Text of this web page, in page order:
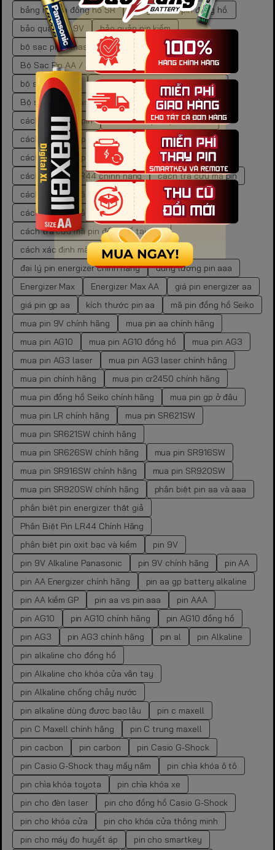
bảng mã pin đồng hồ SR
bảng tra mã pin đồng hồ.
bảo quản pin 9V
bảo quản pin kiềm
bộ sạc pin Panasonic Eneloop BQ-CC51E
Bộ Sạc Pin AA / AAA Panasonic Eneloop
bộ sạc pin AAA
bộ sạc pin đa năng cho gia đình
Bộ sạc pin Panasonic Eneloop BQ-CC55E
cách bảo quản pin
cách bảo quản pin carbon
cách bảo quản pin cr
cách bảo quản pin kẽm
cách bảo quản pin than
cách lưu trữ pin
cách mua pin LR44 chính hãng
cách tra cứu mã pin
cách tra cứu mã pin đồng hồ
cách tra cứu mã pin đồng hồ chuẩn xác
cách tra cứu mã pin đồng hồ tại nhà
cách xác định mã pin đồng hồ
đại lý pin energizer chính hãng
dung lượng pin aaa
Energizer Max
Energizer Max AA
giá pin energizer aa
giá pin gp aa
kích thước pin aa
mã pin đồng hồ Seiko
mua pin 9V chính hãng
mua pin aa chính hãng
mua pin AG10
mua pin AG10 đồng hồ
mua pin AG3
mua pin AG3 laser
mua pin AG3 laser chính hãng
mua pin chính hãng
mua pin cr2450 chính hãng
mua pin đồng hồ Seiko chính hãng
mua pin gp ở đâu
mua pin LR chính hãng
mua pin SR621SW
mua pin SR621SW chính hãng
mua pin SR626SW chính hãng
mua pin SR916SW
mua pin SR916SW chính hãng
mua pin SR920SW
mua pin SR920SW chính hãng
phân biệt pin aa và aaa
phân biệt pin energizer thật giả
Phân Biệt Pin LR44 Chính Hãng
phân biệt pin oxit bạc và kiềm
pin 9V
pin 9V Alkaline Panasonic
pin 9V chính hãng
pin AA
pin AA Energizer chính hãng
pin aa gp battery alkaline
pin AA kiềm GP
pin aa vs pin aaa
pin AAA
pin AG10
pin AG10 chính hãng
pin AG10 đồng hồ
pin AG3
pin AG3 chính hãng pin al
pin Alkaline
pin alkaline cho đồng hồ
pin Alkaline cho khóa cửa vân tay
pin Alkaline chống chảy nước
pin alkaline dùng được bao lâu
pin c maxell
pin C Maxell chính hãng
pin C trung maxell
pin cacbon
pin carbon
pin Casio G-Shock
pin Casio G-Shock thay mấy năm
pin chìa khóa ô tô
pin chìa khóa toyota
pin chìa khóa xe
pin cho đèn laser
pin cho đồng hồ Casio G-Shock
pin cho khóa cửa
pin cho khóa cửa thông minh
pin cho máy đo huyết áp
pin cho smartkey